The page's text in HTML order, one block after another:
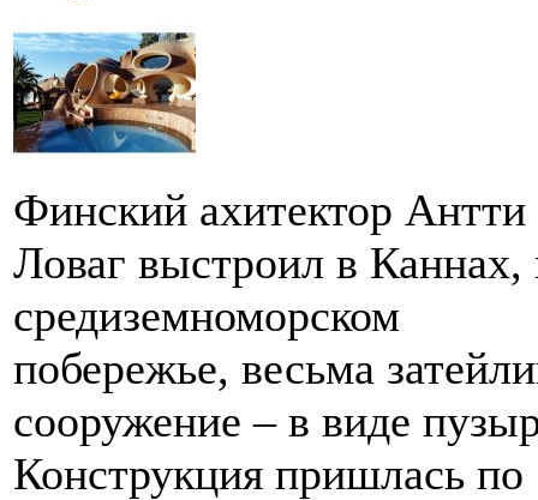
Финский ахитектор Антти
Ловаг выстроил в Каннах,
средиземноморском
побережье, весьма
сооружение – в виде
Конструкция пришлась по